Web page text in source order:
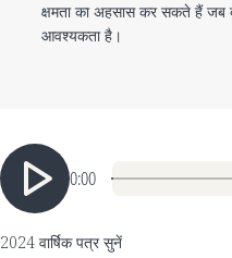
क्षमता का अहसास कर सकते हैं जब
आवश्यकता है।
0:00
2024 वार्षिक पत्र सुनें